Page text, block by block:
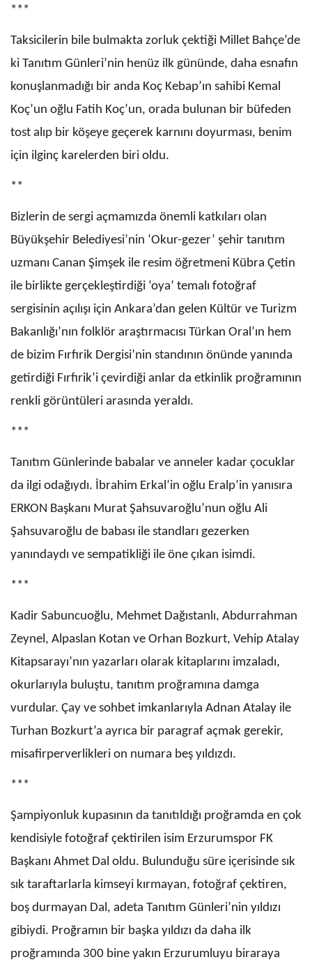
***
Taksicilerin bile bulmakta zorluk çektiği Millet Bahçe’de
ki Tanıtım Günleri’nin henüz ilk gününde, daha esnafın
konuşlanmadığı bir anda Koç Kebap’ın sahibi Kemal
Koç’un oğlu Fatih Koç’un, orada bulunan bir büfeden
tost alıp bir köşeye geçerek karnını doyurması, benim
için ilginç karelerden biri oldu.
**
Bizlerin de sergi açmamızda önemli katkıları olan
Büyükşehir Belediyesi’nin ‘Okur-gezer’ şehir tanıtım
uzmanı Canan Şimşek ile resim öğretmeni Kübra Çetin
ile birlikte gerçekleştirdiği ‘oya’ temalı fotoğraf
sergisinin açılışı için Ankara’dan gelen Kültür ve Turizm
Bakanlığı’nın folklör araştırmacısı Türkan Oral’ın hem
de bizim Fırfırik Dergisi’nin standının önünde yanında
getirdiği Fırfırik’i çevirdiği anlar da etkinlik proğramının
renkli görüntüleri arasında yeraldı.
***
Tanıtım Günlerinde babalar ve anneler kadar çocuklar
da ilgi odağıydı. İbrahim Erkal’in oğlu Eralp’in yanısıra
ERKON Başkanı Murat Şahsuvaroğlu’nun oğlu Ali
Şahsuvaroğlu de babası ile standları gezerken
yanındaydı ve sempatikliği ile öne çıkan isimdi.
***
Kadir Sabuncuoğlu, Mehmet Dağıstanlı, Abdurrahman
Zeynel, Alpaslan Kotan ve Orhan Bozkurt, Vehip Atalay
Kitapsarayı’nın yazarları olarak kitaplarını imzaladı,
okurlarıyla buluştu, tanıtım proğramına damga
vurdular. Çay ve sohbet imkanlarıyla Adnan Atalay ile
Turhan Bozkurt’a ayrıca bir paragraf açmak gerekir,
misafirperverlikleri on numara beş yıldızdı.
***
Şampiyonluk kupasının da tanıtıldığı proğramda en çok
kendisiyle fotoğraf çektirilen isim Erzurumspor FK
Başkanı Ahmet Dal oldu. Bulunduğu süre içerisinde sık
sık taraftarlarla kimseyi kırmayan, fotoğraf çektiren,
boş durmayan Dal, adeta Tanıtım Günleri’nin yıldızı
gibiydi. Proğramın bir başka yıldızı da daha ilk
proğramında 300 bine yakın Erzurumluyu biraraya